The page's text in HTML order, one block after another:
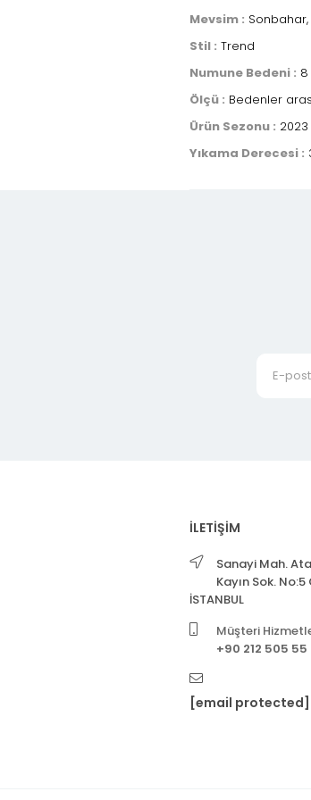
Mevsim : Sonbahar,
Stil : Trend
Numune Bedeni : 8
Ölçü : Bedenler
Ürün Sezonu : 2023
Yıkama Derecesi :
İLETİŞİM
Sanayi Mah.
Kayın Sok.
İSTANBUL
Müşteri
+90 212 505 55
[email protected]